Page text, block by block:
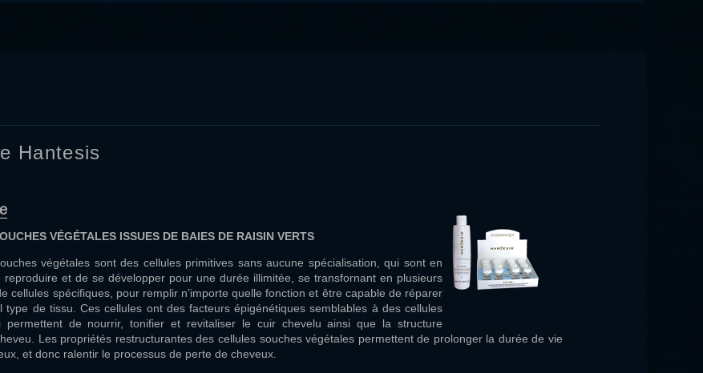
Hantesis
VÉGÉTALES ISSUES DE BAIES DE RAISIN VERTS
végétales sont des cellules primitives sans aucune spécialisation, qui sont en
reproduire et de se développer pour une durée illimitée, se transfornant en plusieurs
cellules spécifiques, pour remplir n’importe quelle fonction et être capable de réparer
type de tissu. Ces cellules ont des facteurs épigénétiques semblables à des cellules
permettent de nourrir, tonifier et revitaliser le cuir chevelu ainsi que la structure
Les propriétés restructurantes des cellules souches végétales permettent de prolonger la durée de vie
et donc ralentir le processus de perte de cheveux.